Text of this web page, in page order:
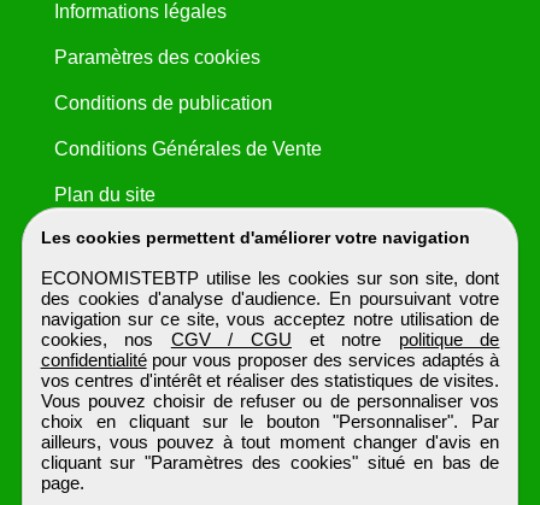
Les cookies permettent d'améliorer votre navigation
ECONOMISTEBTP utilise les cookies sur son site, dont
des cookies d'analyse d'audience. En poursuivant votre
navigation sur ce site, vous acceptez notre utilisation de
cookies, nos CGV / CGU et notre politique de
confidentialitépour vous proposer des services adaptés à
vos centres d'intérêt et réaliser des statistiques de visites.
Vous pouvez choisir de refuser ou de personnaliser vos
choix en cliquant sur le bouton "Personnaliser". Par
ailleurs, vous pouvez à tout moment changer d'avis en
cliquant sur "Paramètres des cookies" situé en bas de
page.
Informations légales
Paramètres des cookies
Conditions de publication
Conditions Générales de Vente
Plan du site